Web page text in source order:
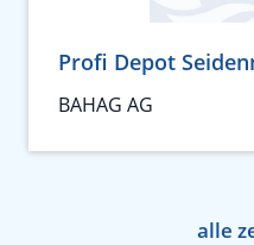
Profi Depot
BAHAG AG
alle